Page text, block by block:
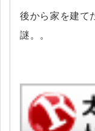
後から家を建て
謎。。